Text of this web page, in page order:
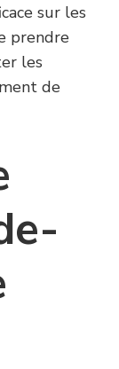
sur les
prendre
les
de